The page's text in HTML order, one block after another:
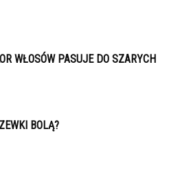
WŁOSÓW PASUJE DO SZARYCH
BOLĄ?